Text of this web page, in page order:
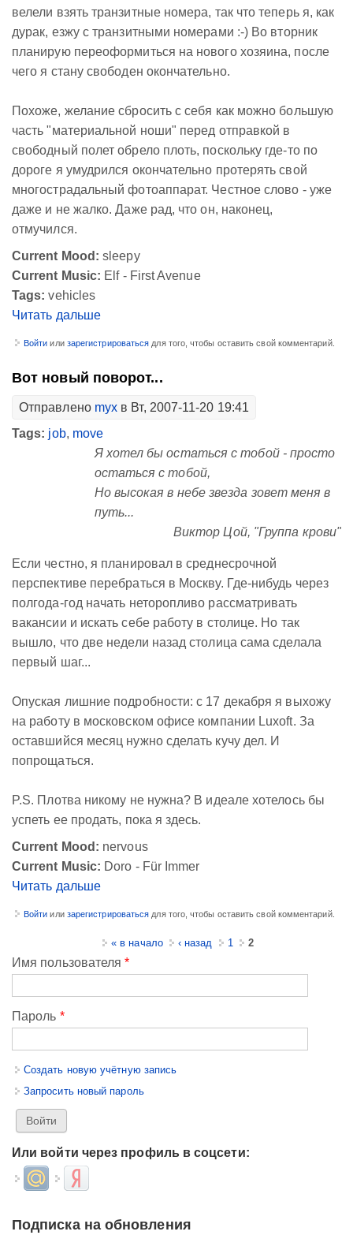
велели взять транзитные номера, так что теперь я, как
дурак, езжу с транзитными номерами :-) Во вторник
планирую переоформиться на нового хозяина, после
чего я стану свободен окончательно.
Похоже, желание сбросить с себя как можно большую
часть "материальной ноши" перед отправкой в
свободный полет обрело плоть, поскольку где-то по
дороге я умудрился окончательно протерять свой
многострадальный фотоаппарат. Честное слово - уже
даже и не жалко. Даже рад, что он, наконец,
отмучился.
Current Mood: sleepy
Current Music: Elf - First Avenue
Tags: vehicles
Читать дальше
Войти или зарегистрироваться для того, чтобы оставить свой комментарий.
Вот новый поворот...
Отправлено myx в Вт, 2007-11-20 19:41
Tags: job, move
Я хотел бы остаться с тобой - просто
остаться с тобой,
Но высокая в небе звезда зовет меня в
путь...
Виктор Цой, "Группа крови"
Если честно, я планировал в среднесрочной
перспективе перебраться в Москву. Где-нибудь через
полгода-год начать неторопливо рассматривать
вакансии и искать себе работу в столице. Но так
вышло, что две недели назад столица сама сделала
первый шаг...
Опуская лишние подробности: с 17 декабря я выхожу
на работу в московском офисе компании Luxoft. За
оставшийся месяц нужно сделать кучу дел. И
попрощаться.
P.S. Плотва никому не нужна? В идеале хотелось бы
успеть ее продать, пока я здесь.
Current Mood: nervous
Current Music: Doro - Für Immer
Читать дальше
Войти или зарегистрироваться для того, чтобы оставить свой комментарий.
« в начало ‹ назад 1 2
Имя пользователя*
Пароль *
Создать новую учётную запись
Запросить новый пароль
Или войти через профиль в соцсети:
Login with Mail.ruLogin with Яндекс
Подписка на обновления